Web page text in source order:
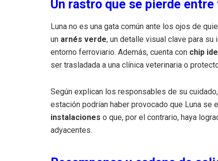
Un rastro que se pierde entre
Luna no es una gata común ante los ojos de
un arnés verde, un detalle visual clave para
entorno ferroviario. Además, cuenta con chip
ser trasladada a una clínica veterinaria o
Según explican los responsables de su
estación podrían haber provocado que Luna se
instalaciones o que, por el contrario, haya
adyacentes.